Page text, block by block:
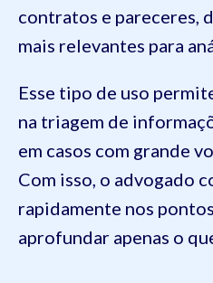
contratos e pareceres,
mais relevantes para
Esse tipo de uso
na triagem de
em casos com grande
Com isso, o advogado
rapidamente nos
aprofundar apenas o